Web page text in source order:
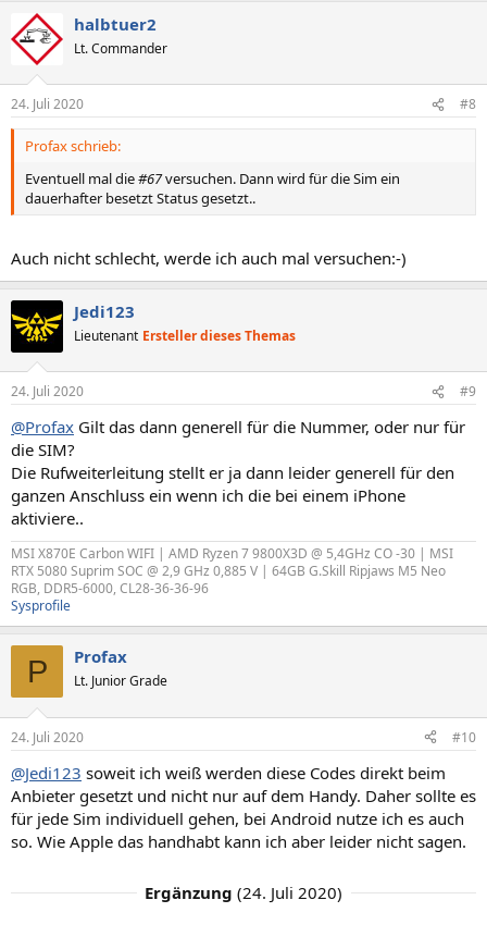
k
t
e
n
halbtuer2
Lt. Commander
24. Juli 2020 #8
Profax schrieb:
Eventuell mal die#67versuchen. Dann wird für die Sim ein
dauerhafter besetzt Status gesetzt..
Auch nicht schlecht, werde ich auch mal versuchen:-)
Jedi123
Lieutenant Ersteller dieses Themas
24. Juli 2020 #9
@Profax Gilt das dann generell für die Nummer, oder nur für
die SIM?
Die Rufweiterleitung stellt er ja dann leider generell für den
ganzen Anschluss ein wenn ich die bei einem iPhone
aktiviere..
MSI X870E Carbon WIFI | AMD Ryzen 7 9800X3D @ 5,4GHz CO -30 | MSI
RTX 5080 Suprim SOC @ 2,9 GHz 0,885 V | 64GB G.Skill Ripjaws M5 Neo
RGB, DDR5-6000, CL28-36-36-96
Sysprofile
P Profax
Lt. Junior Grade
24. Juli 2020 #10
@Jedi123 soweit ich weiß werden diese Codes direkt beim
Anbieter gesetzt und nicht nur auf dem Handy. Daher sollte es
für jede Sim individuell gehen, bei Android nutze ich es auch
so. Wie Apple das handhabt kann ich aber leider nicht sagen.
Ergänzung (24. Juli 2020)